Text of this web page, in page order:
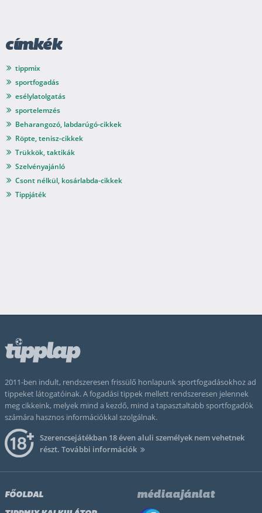
címkék
tippmix
sportfogadás
esélylatolgatás
sportelemzés
Beharangozó, labdarúgó-cikkek
Röpte, tenisz-cikkek
Trükkök, taktikák
Szelvényajánló
Csont nélkül, kosárlabda-cikkek
Tippjáték
2011-ben indult, rendszeresen frissülő honlapunk sportfogadásokhoz ad
tippeket látogatóinak. A fogadási tippek mellett rendszeresen jelennek
meg cikkeink, melyek mind a kezdő, mind a tapasztaltabb sportfogadók
számára hasznos információkkal szolgálnak.
Szerencsejátékban 18 éven aluli személyek nem vehetnek
részt. További információk
FŐOLDAL médiaajánlat